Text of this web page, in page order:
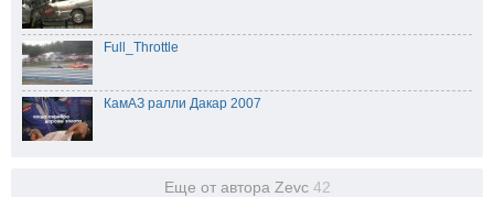
Full_Throttle
КамАЗ ралли Дакар 2007
Еще от автора Zevc 42